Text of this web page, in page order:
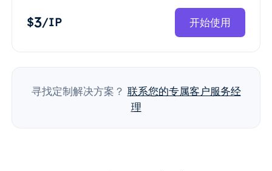
$3/IP 开始使用
寻找定制解决方案？ 联系您的专属客户服务经
理